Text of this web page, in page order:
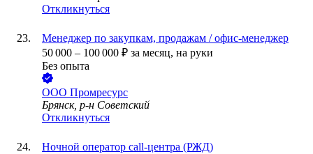
Откликнуться
Менеджер по закупкам, продажам / офис-менеджер
50 000 – 100 000 ₽ за месяц, на руки
Без опыта
ООО Промресурс
Брянск, р-н Советский
Откликнуться
Ночной оператор call-центра (РЖД)